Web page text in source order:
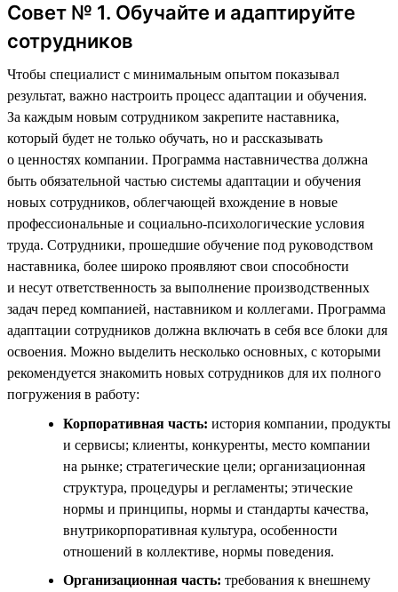
Совет № 1. Обучайте и адаптируйте
сотрудников
Чтобы специалист с минимальным опытом показывал
результат, важно настроить процесс адаптации и обучения.
За каждым новым сотрудником закрепите наставника,
который будет не только обучать, но и рассказывать
о ценностях компании. Программа наставничества должна
быть обязательной частью системы адаптации и обучения
новых сотрудников, облегчающей вхождение в новые
профессиональные и социально-психологические условия
труда. Сотрудники, прошедшие обучение под руководством
наставника, более широко проявляют свои способности
и несут ответственность за выполнение производственных
задач перед компанией, наставником и коллегами. Программа
адаптации сотрудников должна включать в себя все блоки для
освоения. Можно выделить несколько основных, с которыми
рекомендуется знакомить новых сотрудников для их полного
погружения в работу:
Корпоративная часть: история компании, продукты
и сервисы; клиенты, конкуренты, место компании
на рынке; стратегические цели; организационная
структура, процедуры и регламенты; этические
нормы и принципы, нормы и стандарты качества,
внутрикорпоративная культура, особенности
отношений в коллективе, нормы поведения.
Организационная часть: требования к внешнему